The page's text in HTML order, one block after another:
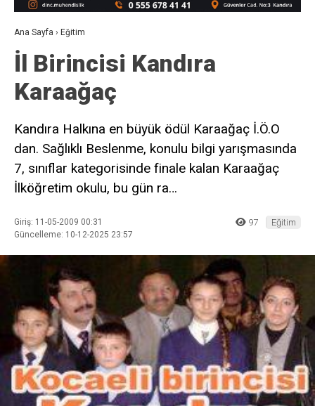
Ana Sayfa › Eğitim
İl Birincisi Kandıra
Karaağaç
Kandıra Halkına en büyük ödül Karaağaç İ.Ö.O
dan. Sağlıklı Beslenme, konulu bilgi yarışmasında
7, sınıflar kategorisinde finale kalan Karaağaç
İlköğretim okulu, bu gün ra…
Giriş: 11-05-2009 00:31
Güncelleme: 10-12-2025 23:57
97 Eğitim